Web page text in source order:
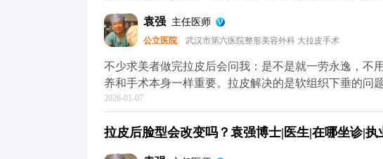
重要，要定期回访医生，根据皮肤的恢复状态调整保养
你把皮肤状态拉回一个好的起点，后续的健康生活习
心，它自然会给你好的反馈。 想知道更多关于MCR
（公众号、百家号、小红薯）预约面诊，详细了解。
袁强 主任医师
公立医院 武汉市第六医院整形美容外科 大拉皮手术
不少求美者做完拉皮后会问我：是不是就一劳永逸，不
养和手术本身一样重要。拉皮解决的是软组织下垂的问
节同样影响年轻感。 手术能帮我们把面部组织复位到
家术后用温和的护肤品，重点做好保湿和防晒，要是皮
2026-01-07
拉皮后脸型会改变吗？袁强博士|医生|在哪坐诊|执